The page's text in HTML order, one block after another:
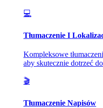
💻
Tłumaczenie I
Kompleksowe
aby skutecznie dotrzeć
🎬
Tłumaczenie Napisów